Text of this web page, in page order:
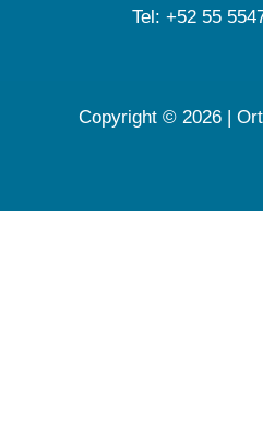
Tel: +52 55
Copyright © 2026 |